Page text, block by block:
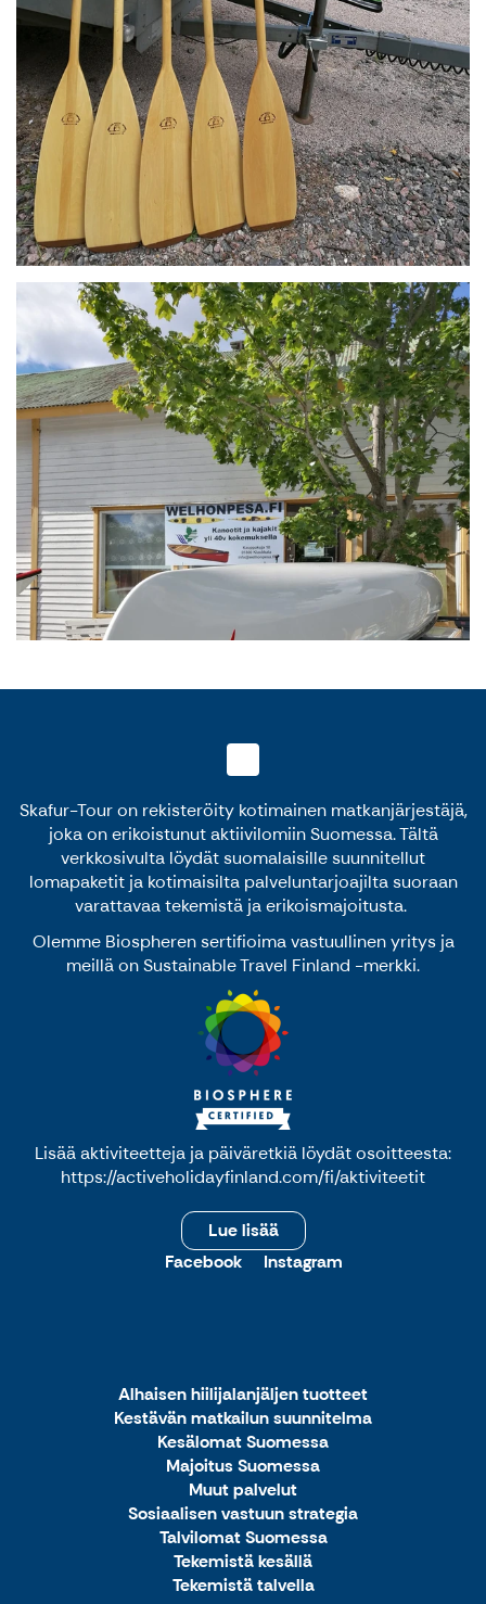
Skafur-Tour on rekisteröity kotimainen matkanjärjestäjä,
joka on erikoistunut aktiivilomiin Suomessa. Tältä
verkkosivulta löydät suomalaisille suunnitellut
lomapaketit ja kotimaisilta palveluntarjoajilta suoraan
varattavaa tekemistä ja erikoismajoitusta.
Olemme Biospheren sertifioima vastuullinen yritys ja
meillä on Sustainable Travel Finland -merkki.
Lisää aktiviteetteja ja päiväretkiä löydät osoitteesta:
https://activeholidayfinland.com/fi/aktiviteetit
Lue lisää
Facebook
Instagram
Alhaisen hiilijalanjäljen tuotteet
Kestävän matkailun suunnitelma
Kesälomat Suomessa
Majoitus Suomessa
Muut palvelut
Sosiaalisen vastuun strategia
Talvilomat Suomessa
Tekemistä kesällä
Tekemistä talvella